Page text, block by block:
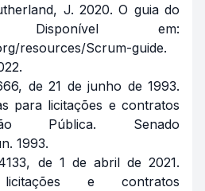
J. 2020. O guia do
em:
resources/Scrum-guide.
de 21 de junho de 1993.
para licitações e contratos
Pública. Senado
1993.
de 1 de abril de 2021.
e contratos